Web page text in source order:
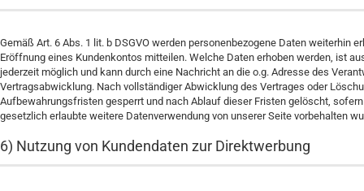
Gemäß Art. 6 Abs. 1 lit. b DSGVO werden personenbezogene Daten weiterhin
Eröffnung eines Kundenkontos mitteilen. Welche Daten erhoben werden, ist
jederzeit möglich und kann durch eine Nachricht an die o.g. Adresse des
Vertragsabwicklung. Nach vollständiger Abwicklung des Vertrages oder
Aufbewahrungsfristen gesperrt und nach Ablauf dieser Fristen gelöscht,
gesetzlich erlaubte weitere Datenverwendung von unserer Seite vorbehalten
6) Nutzung von Kundendaten zur Direktwerbung